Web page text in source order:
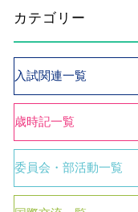
カテゴリー
入試関連一覧
歳時記一覧
委員会・部活動一覧